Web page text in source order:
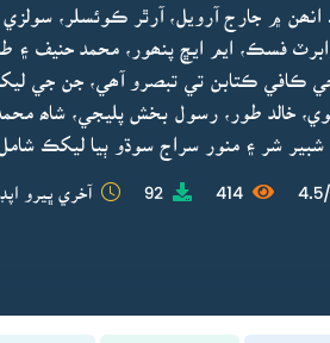
انھن ۾ جارج آرويل، آرٿر ڪوئسلر،
رابرٽ فسڪ، ايم ايڇ پنھور، محمد حنيف ۽
ڪافي ڪتابن تي تبصرو آھي، جن جي
خالد طور، رسول بخش پليجي، شاھ
شبير شر ۽ منور سراج سوڌو ٻيا ليکڪ
414
92 آخري ڀيرو